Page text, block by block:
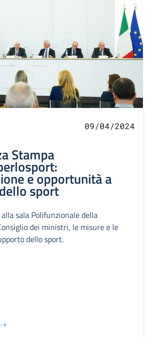
09/04/2024
Stampa
e opportunità a
sport
sala Polifunzionale della
dei ministri, le misure e le
dello sport.